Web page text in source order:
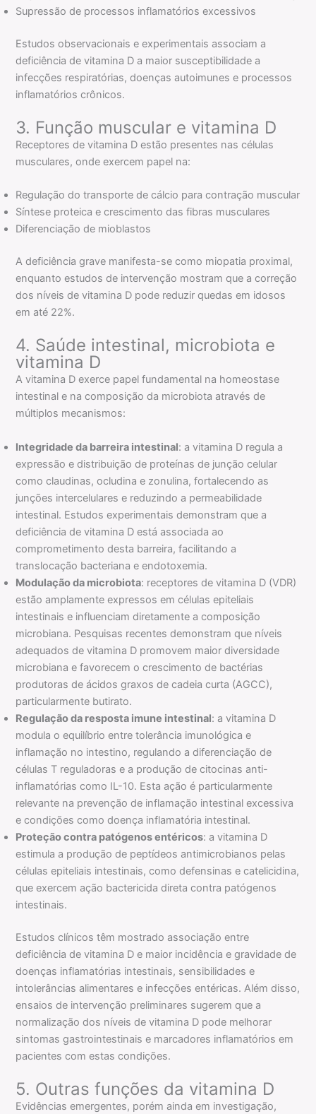
Supressão de processos inflamatórios excessivos
Estudos observacionais e experimentais associam a
deficiência de vitamina D a maior susceptibilidade a
infecções respiratórias, doenças autoimunes e processos
inflamatórios crônicos.
3. Função muscular e vitamina D
Receptores de vitamina D estão presentes nas células
musculares, onde exercem papel na:
Regulação do transporte de cálcio para contração muscular
Síntese proteica e crescimento das fibras musculares
Diferenciação de mioblastos
A deficiência grave manifesta-se como miopatia proximal,
enquanto estudos de intervenção mostram que a correção
dos níveis de vitamina D pode reduzir quedas em idosos
em até 22%.
4. Saúde intestinal, microbiota e
vitamina D
A vitamina D exerce papel fundamental na homeostase
intestinal e na composição da microbiota através de
múltiplos mecanismos:
Integridade da barreira intestinal: a vitamina D regula a
expressão e distribuição de proteínas de junção celular
como claudinas, ocludina e zonulina, fortalecendo as
junções intercelulares e reduzindo a permeabilidade
intestinal. Estudos experimentais demonstram que a
deficiência de vitamina D está associada ao
comprometimento desta barreira, facilitando a
translocação bacteriana e endotoxemia.
Modulação da microbiota: receptores de vitamina D (VDR)
estão amplamente expressos em células epiteliais
intestinais e influenciam diretamente a composição
microbiana. Pesquisas recentes demonstram que níveis
adequados de vitamina D promovem maior diversidade
microbiana e favorecem o crescimento de bactérias
produtoras de ácidos graxos de cadeia curta (AGCC),
particularmente butirato.
Regulação da resposta imune intestinal: a vitamina D
modula o equilíbrio entre tolerância imunológica e
inflamação no intestino, regulando a diferenciação de
células T reguladoras e a produção de citocinas anti-
inflamatórias como IL-10. Esta ação é particularmente
relevante na prevenção de inflamação intestinal excessiva
e condições como doença inflamatória intestinal.
Proteção contra patógenos entéricos: a vitamina D
estimula a produção de peptídeos antimicrobianos pelas
células epiteliais intestinais, como defensinas e catelicidina,
que exercem ação bactericida direta contra patógenos
intestinais.
Estudos clínicos têm mostrado associação entre
deficiência de vitamina D e maior incidência e gravidade de
doenças inflamatórias intestinais, sensibilidades e
intolerâncias alimentares e infecções entéricas. Além disso,
ensaios de intervenção preliminares sugerem que a
normalização dos níveis de vitamina D pode melhorar
sintomas gastrointestinais e marcadores inflamatórios em
pacientes com estas condições.
5. Outras funções da vitamina D
Evidências emergentes, porém ainda em investigação,